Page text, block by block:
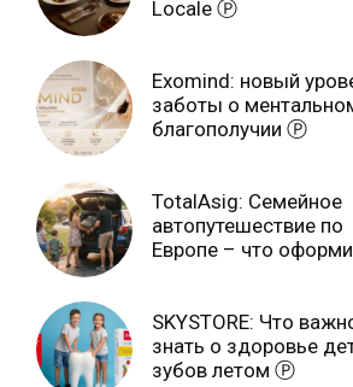
Locale Ⓟ
Exomind: новый
заботы о
благополучии Ⓟ
TotalAsig: Семейное
автопутешествие по
Европе – что
SKYSTORE: Что
знать о здоровье
зубов летом Ⓟ